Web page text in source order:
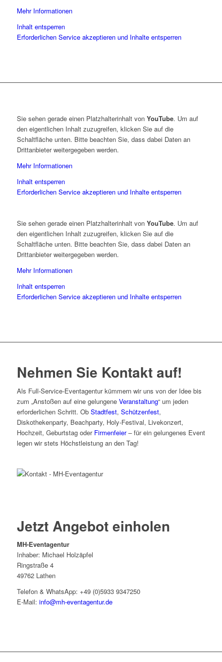
Mehr Informationen
Inhalt entsperren
Erforderlichen Service akzeptieren und Inhalte entsperren
Sie sehen gerade einen Platzhalterinhalt von YouTube. Um auf
den eigentlichen Inhalt zuzugreifen, klicken Sie auf die
Schaltfläche unten. Bitte beachten Sie, dass dabei Daten an
Drittanbieter weitergegeben werden.
Mehr Informationen
Inhalt entsperren
Erforderlichen Service akzeptieren und Inhalte entsperren
Sie sehen gerade einen Platzhalterinhalt von YouTube. Um auf
den eigentlichen Inhalt zuzugreifen, klicken Sie auf die
Schaltfläche unten. Bitte beachten Sie, dass dabei Daten an
Drittanbieter weitergegeben werden.
Mehr Informationen
Inhalt entsperren
Erforderlichen Service akzeptieren und Inhalte entsperren
Nehmen Sie Kontakt auf!
Als Full-Service-Eventagentur kümmern wir uns von der Idee bis
zum „Anstoßen auf eine gelungene Veranstaltung“ um jeden
erforderlichen Schritt. Ob Stadtfest, Schützenfest,
Diskothekenparty, Beachparty, Holy-Festival, Livekonzert,
Hochzeit, Geburtstag oder Firmenfeier– für ein gelungenes Event
legen wir stets Höchstleistung an den Tag!
Jetzt Angebot einholen
MH-Eventagentur
Inhaber: Michael Holzäpfel
Ringstraße 4
49762 Lathen
Telefon & WhatsApp: +49 (0)5933 9347250
E-Mail: info@mh-eventagentur.de